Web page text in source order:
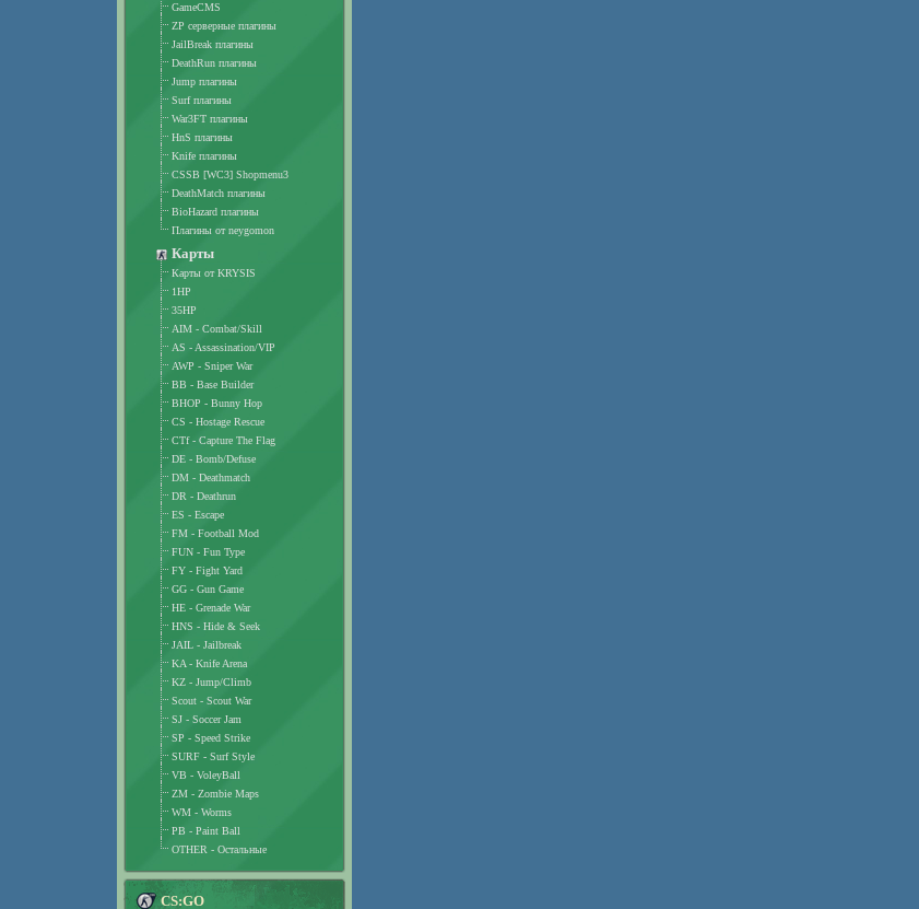
GameCMS
ZP серверные плагины
JailBreak плагины
DeathRun плагины
Jump плагины
Surf плагины
War3FT плагины
HnS плагины
Knife плагины
CSSB [WC3] Shopmenu3
DeathMatch плагины
BioHazard плагины
Плагины от neygomon
Карты
Карты от KRYSIS
1HP
35HP
AIM - Combat/Skill
AS - Assassination/VIP
AWP - Sniper War
BB - Base Builder
BHOP - Bunny Hop
CS - Hostage Rescue
CTf - Capture The Flag
DE - Bomb/Defuse
DM - Deathmatch
DR - Deathrun
ES - Escape
FM - Football Mod
FUN - Fun Type
FY - Fight Yard
GG - Gun Game
HE - Grenade War
HNS - Hide & Seek
JAIL - Jailbreak
KA - Knife Arena
KZ - Jump/Climb
Scout - Scout War
SJ - Soccer Jam
SP - Speed Strike
SURF - Surf Style
VB - VoleyBall
ZM - Zombie Maps
WM - Worms
PB - Paint Ball
OTHER - Остальные
CS:GO